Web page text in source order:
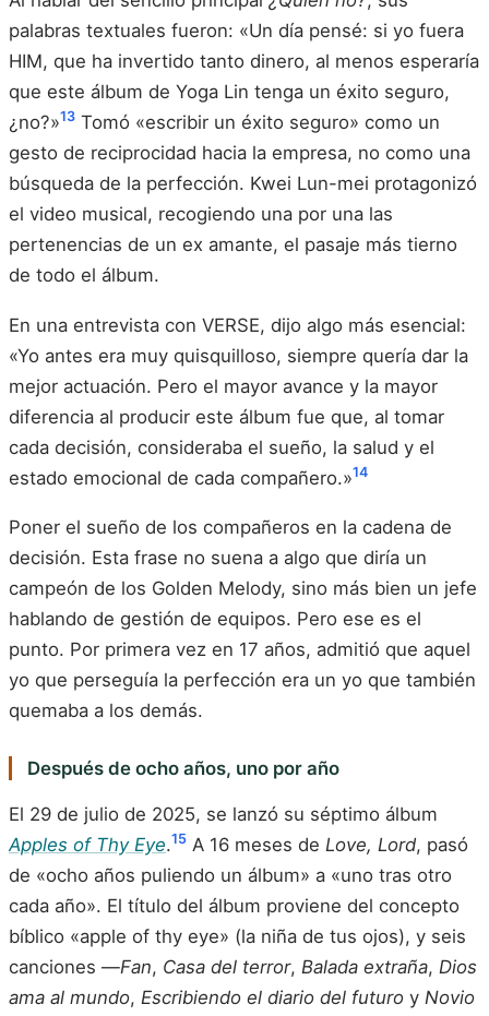
palabras textuales fueron: «Un día pensé: si yo fuera
HIM, que ha invertido tanto dinero, al menos esperaría
que este álbum de Yoga Lin tenga un éxito seguro,
¿no?»13 Tomó «escribir un éxito seguro» como un
gesto de reciprocidad hacia la empresa, no como una
búsqueda de la perfección. Kwei Lun-mei protagonizó
el video musical, recogiendo una por una las
pertenencias de un ex amante, el pasaje más tierno
de todo el álbum.
En una entrevista con VERSE, dijo algo más esencial:
«Yo antes era muy quisquilloso, siempre quería dar la
mejor actuación. Pero el mayor avance y la mayor
diferencia al producir este álbum fue que, al tomar
cada decisión, consideraba el sueño, la salud y el
estado emocional de cada compañero.»14
Poner el sueño de los compañeros en la cadena de
decisión. Esta frase no suena a algo que diría un
campeón de los Golden Melody, sino más bien un jefe
hablando de gestión de equipos. Pero ese es el
punto. Por primera vez en 17 años, admitió que aquel
yo que perseguía la perfección era un yo que también
quemaba a los demás.
Después de ocho años, uno por año
El 29 de julio de 2025, se lanzó su séptimo álbum
Apples of Thy Eye.15 A 16 meses de Love, Lord, pasó
de «ocho años puliendo un álbum» a «uno tras otro
cada año». El título del álbum proviene del concepto
bíblico «apple of thy eye» (la niña de tus ojos), y seis
canciones —Fan, Casa del terror, Balada extraña, Dios
ama al mundo, Escribiendo el diario del futuro y Novio